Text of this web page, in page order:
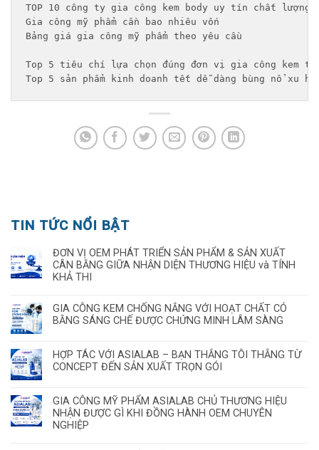
TOP 10 công ty gia công kem body uy tín chất lượng
Gia công mỹ phẩm cần bao nhiêu vốn
Bảng giá gia công mỹ phẩm theo yêu cầu
Top 5 tiêu chí lựa chọn đúng đơn vị gia công kem
Top 5 sản phẩm kinh doanh tết dễ dàng bùng nổ xu
TIN TỨC NỔI BẬT
ĐƠN VỊ OEM PHÁT TRIỂN SẢN PHẨM & SẢN XUẤT
CÂN BẰNG GIỮA NHẬN DIỆN THƯƠNG HIỆU và TÍNH
KHẢ THI
GIA CÔNG KEM CHỐNG NẮNG VỚI HOẠT CHẤT CÓ
BẰNG SÁNG CHẾ ĐƯỢC CHỨNG MINH LÂM SÀNG
HỢP TÁC VỚI ASIALAB – BẠN THẮNG TÔI THẮNG TỪ
CONCEPT ĐẾN SẢN XUẤT TRỌN GÓI
GIA CÔNG MỸ PHẨM ASIALAB CHỦ THƯƠNG HIỆU
NHẬN ĐƯỢC GÌ KHI ĐỒNG HÀNH OEM CHUYÊN
NGHIỆP